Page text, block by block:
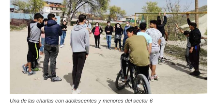
Una de las charlas con adolescentes y menores del sector 6